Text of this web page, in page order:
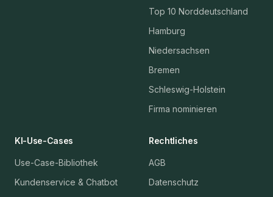
Top 10 Norddeutschland
Hamburg
Niedersachsen
Bremen
Schleswig-Holstein
Firma nominieren
KI-Use-Cases
Use-Case-Bibliothek
Kundenservice & Chatbot
Rechtliches
AGB
Datenschutz